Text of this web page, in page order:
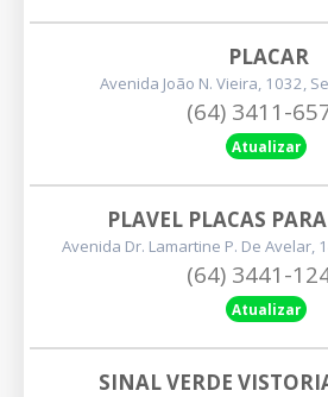
PLACAR
Avenida João N. Vieira, 1032,
(64) 3411-
Atualizar
PLAVEL PLACAS
Avenida Dr. Lamartine P. De Avelar,
(64) 3441-
Atualizar
SINAL VERDE